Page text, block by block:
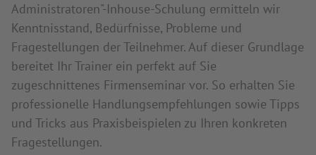
Administratoren"-Inhouse-Schulung ermitteln wir
Kenntnisstand, Bedürfnisse, Probleme und
Fragestellungen der Teilnehmer. Auf dieser Grundlage
bereitet Ihr Trainer ein perfekt auf Sie
zugeschnittenes Firmenseminar vor. So erhalten Sie
professionelle Handlungsempfehlungen sowie Tipps
und Tricks aus Praxisbeispielen zu Ihren konkreten
Fragestellungen.